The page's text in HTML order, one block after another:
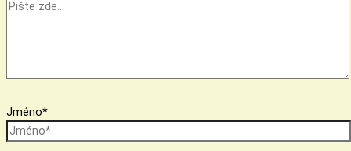
Jméno*